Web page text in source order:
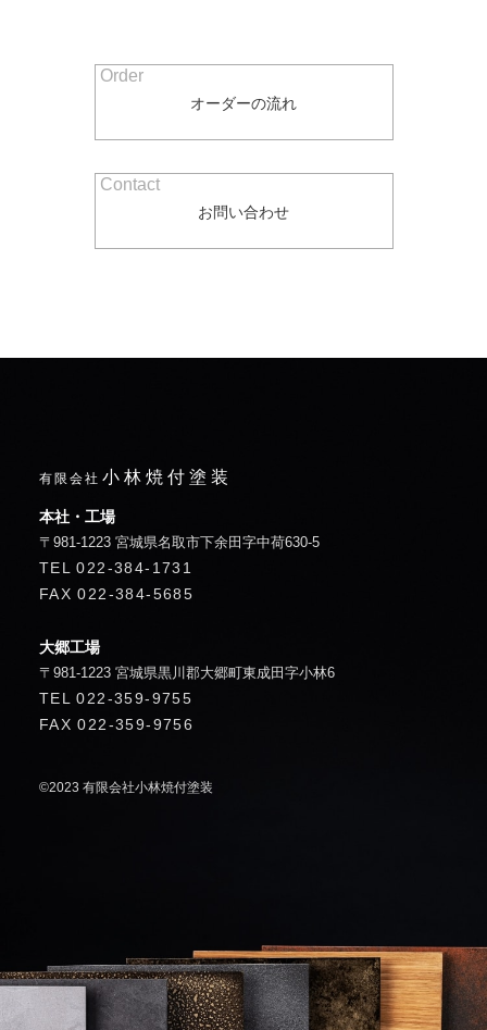
Order
オーダーの流れ
Contact
お問い合わせ
有限会社 小林焼付塗装
本社・工場
〒981-1223 宮城県名取市下余田字中荷630-5
TEL022-384-1731
FAX022-384-5685
大郷工場
〒981-1223 宮城県黒川郡大郷町東成田字小林6
TEL022-359-9755
FAX022-359-9756
©2023 有限会社小林焼付塗装